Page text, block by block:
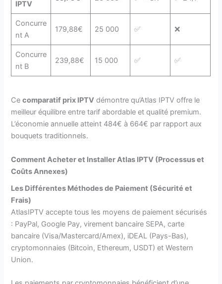
IPTV
Concurre
nt A
179,88€ 25 000 ✅ ❌
Concurre
nt B
239,88€ 15 000 ✅ ✅
Cecomparatif prix IPTV démontre qu’Atlas IPTV offre le
meilleur équilibre entre tarif abordable et qualité premium.
L’économie annuelle atteint 484€ à 664€ par rapport aux
bouquets traditionnels.
Comment Acheter et Installer Atlas IPTV (Processus et
Coûts Annexes)
Les Différentes Méthodes de Paiement (Sécurité et
Frais)
AtlasIPTV accepte tous les moyens de paiement sécurisés
: PayPal, Google Pay, virement bancaire SEPA, carte
bancaire (Visa/Mastercard/Amex), iDEAL (Pays-Bas),
cryptomonnaies (Bitcoin, Ethereum, USDT) et Western
Union.